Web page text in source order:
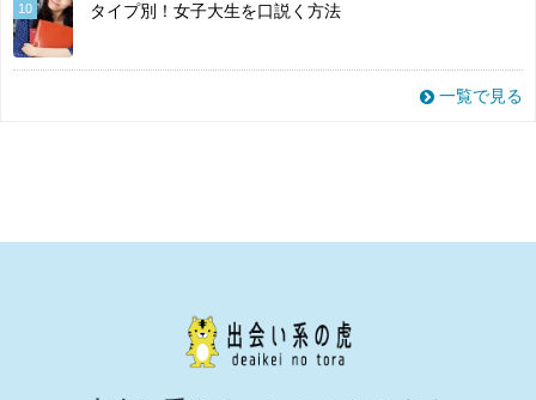
10 タイプ別！女子大生を口説く方法
一覧で見る